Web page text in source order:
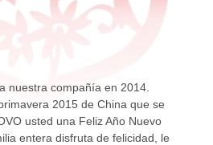
nuestra compañía en 2014.
2015 de China que se
usted una Feliz Año Nuevo
entera disfruta de felicidad, le